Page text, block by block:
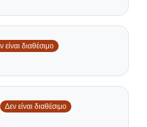
είναι διαθέσιμο
Δεν είναι διαθέσιμο